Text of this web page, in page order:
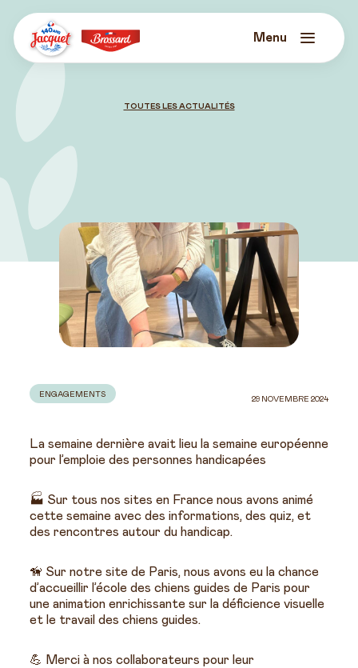
content
Jacquet
Menu
TOUTES LES ACTUALITÉS
ENGAGEMENTS
29 NOVEMBRE 2024
La semaine dernière avait lieu la semaine européenne
pour l’emploie des personnes handicapées
🏭 Sur tous nos sites en France nous avons animé
cette semaine avec des informations, des quiz, et
des rencontres autour du handicap.
🦮 Sur notre site de Paris, nous avons eu la chance
d’accueillir l’école des chiens guides de Paris pour
une animation enrichissante sur la déficience visuelle
et le travail des chiens guides.
💪 Merci à nos collaborateurs pour leur